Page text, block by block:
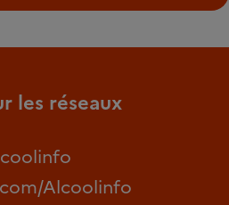
les réseaux
Alcoolinfo